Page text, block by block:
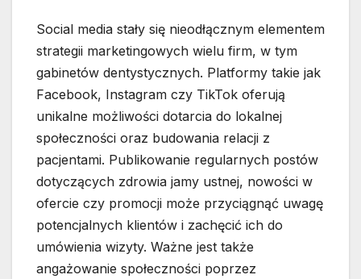
Social media stały się nieodłącznym elementem
strategii marketingowych wielu firm, w tym
gabinetów dentystycznych. Platformy takie jak
Facebook, Instagram czy TikTok oferują
unikalne możliwości dotarcia do lokalnej
społeczności oraz budowania relacji z
pacjentami. Publikowanie regularnych postów
dotyczących zdrowia jamy ustnej, nowości w
ofercie czy promocji może przyciągnąć uwagę
potencjalnych klientów i zachęcić ich do
umówienia wizyty. Ważne jest także
angażowanie społeczności poprzez